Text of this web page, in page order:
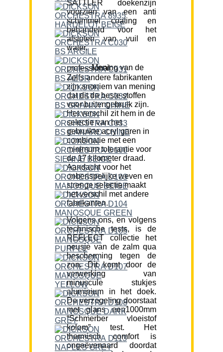
SATTLER doekenzijn
voorzien van een anti
schimmel coating en
behandeld voor het
afstoten van vuil en
water.
Mening van de professional:
Zelfs andere fabrikanten
zijn anoniem van mening
dat dit de beste stoffen
voor buitengebruik zijn.
Het verschil zit hem in de
selectie van het
gebruikte acryl garen in
combinatie met een
minimum tolerantie voor
de 17 kilometer draad.
Aandacht voor het
onberispelijke weven en
strenge selectie maakt
het verschil met andere
fabrikanten.
Volgens ons, en volgens
technische tests, is de
REFLECT collectie het
neusje van de zalm qua
bescherming tegen de
zon. Dit komt door de
verwerking van
minuscule stukjes
aluminium in het doek.
De verzegeling doorstaat
met glans een1000mm
“Schmerber vloeistof
kolom” test. Het
thermisch comfort is
ongeëvenaard doordat